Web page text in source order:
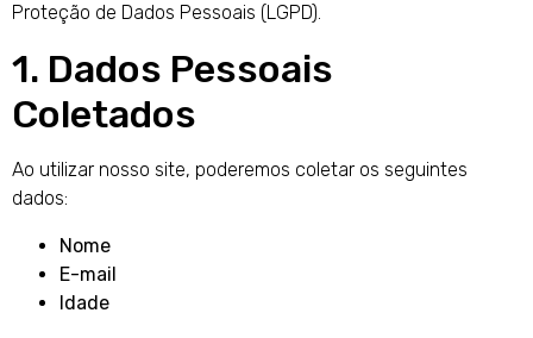
Proteção de Dados Pessoais (LGPD).
1. Dados Pessoais
Coletados
Ao utilizar nosso site, poderemos coletar os seguintes
dados:
Nome
E-mail
Idade